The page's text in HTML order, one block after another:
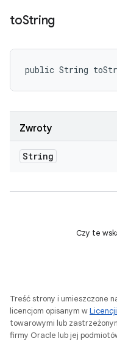
toString
public String
Zwroty
String
Czy te
Treść strony i umieszczone
licencjom opisanym w
towarowymi lub
firmy Oracle lub jej